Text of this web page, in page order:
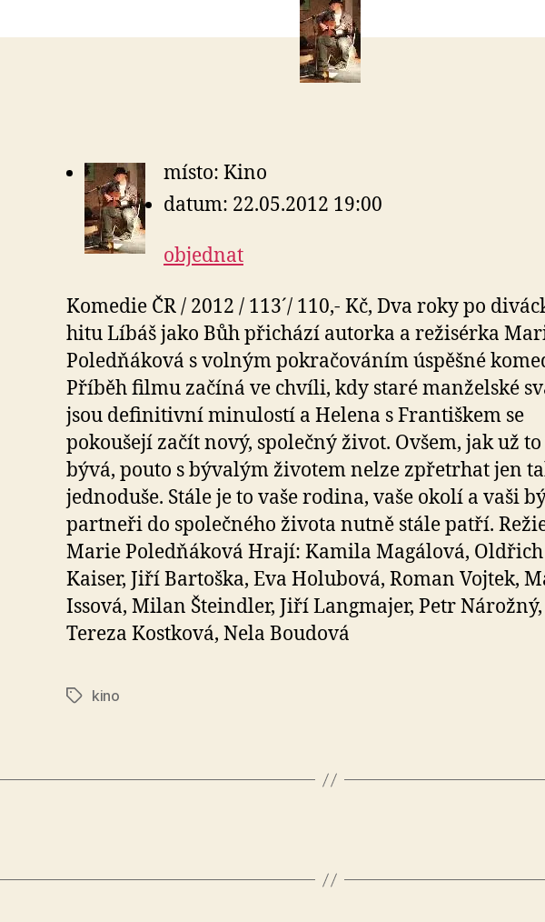
místo: Kino
datum: 22.05.2012 19:00
objednat
Komedie ČR / 2012 / 113´/ 110,- Kč, Dva roky po
hitu Líbáš jako Bůh přichází autorka a režisérka
Poledňáková s volným pokračováním úspěšné
Příběh filmu začíná ve chvíli, kdy staré manželské
jsou definitivní minulostí a Helena s Františkem se
pokoušejí začít nový, společný život. Ovšem, jak už
bývá, pouto s bývalým životem nelze zpřetrhat jen
jednoduše. Stále je to vaše rodina, vaše okolí a vaši
partneři do společného života nutně stále patří.
Marie Poledňáková Hrají: Kamila Magálová, Oldřich
Kaiser, Jiří Bartoška, Eva Holubová, Roman Vojtek,
Issová, Milan Šteindler, Jiří Langmajer, Petr Nárožný,
Tereza Kostková, Nela Boudová
Štítkykino